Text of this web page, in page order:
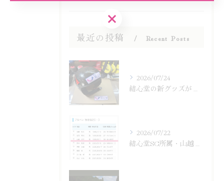
最近の投稿 Recent Posts
2026/07/24
2026/07/22
ご予約はこちら